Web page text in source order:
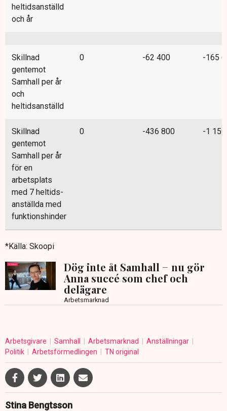
heltidsanställd
och år
Skillnad
gentemot
Samhall per år
och
heltidsanställd
0 -62 400 -165
Skillnad
gentemot
Samhall per år
för en
arbetsplats
med 7 heltids-
anställda med
funktionshinder
0 -436 800 -1
*Källa: Skoopi
Dög inte åt Samhall − nu gör
Anna succé som chef och
delägare
Arbetsmarknad
Arbetsgivare Samhall Arbetsmarknad
Anställningar
Politik
Arbetsförmedlingen TN original
Stina Bengtsson